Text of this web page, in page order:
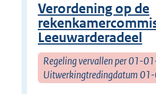
Verordening op de
Leeuwarderadeel
Regeling vervallen per 01-
Uitwerkingtredingdatum